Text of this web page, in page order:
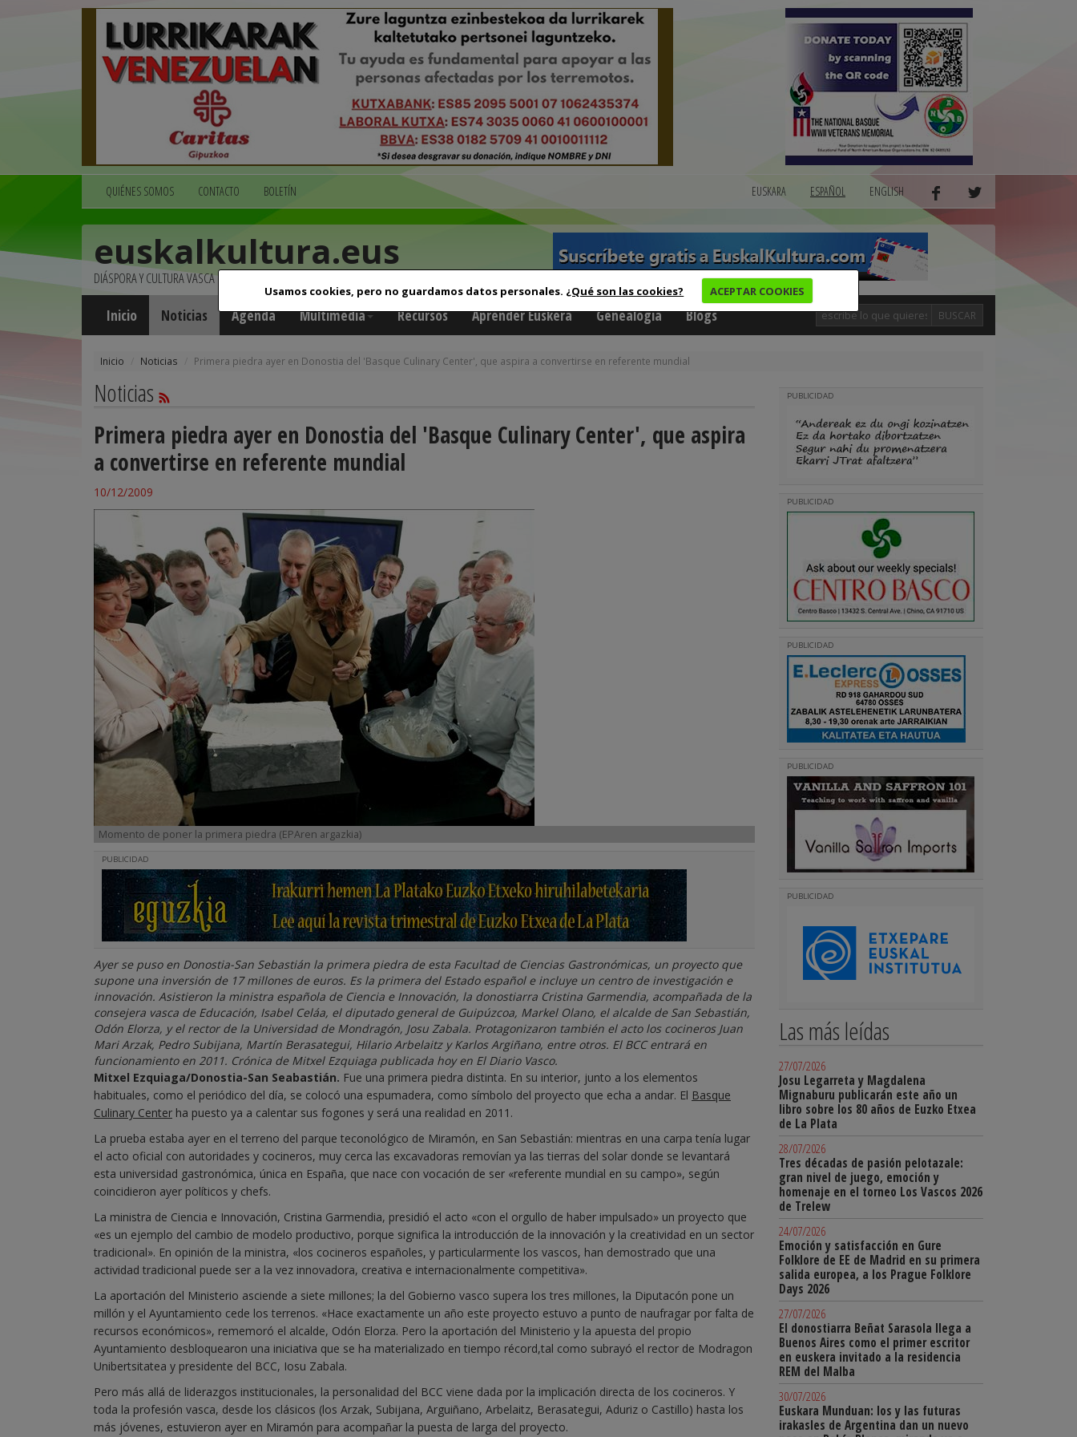
Usamos cookies, pero no guardamos datos personales. ¿Qué son las cookies? ACEPTAR COOKIES
QUIÉNES SOMOS CONTACTO BOLETÍN EUSKARA ESPAÑOL ENGLISH
euskalkultura.eus
DIÁSPORA Y CULTURA VASCA
Inicio Noticias Agenda Multimedia Recursos Aprender Euskera Genealogía Blogs BUSCAR
Inicio Noticias Primera piedra ayer en Donostia del 'Basque Culinary Center', que aspira a convertirse en referente mundial
Noticias
Primera piedra ayer en Donostia del 'Basque Culinary Center', que aspira
a convertirse en referente mundial
10/12/2009
Momento de poner la primera piedra (EPAren argazkia)
PUBLICIDAD
Ayer se puso en Donostia-San Sebastián la primera piedra de esta Facultad de Ciencias Gastronómicas, un proyecto que
supone una inversión de 17 millones de euros. Es la primera del Estado español e incluye un centro de investigación e
innovación. Asistieron la ministra española de Ciencia e Innovación, la donostiarra Cristina Garmendia, acompañada de la
consejera vasca de Educación, Isabel Celáa, el diputado general de Guipúzcoa, Markel Olano, el alcalde de San Sebastián,
Odón Elorza, y el rector de la Universidad de Mondragón, Josu Zabala. Protagonizaron también el acto los cocineros Juan
Mari Arzak, Pedro Subijana, Martín Berasategui, Hilario Arbelaitz y Karlos Argiñano, entre otros. El BCC entrará en
funcionamiento en 2011. Crónica de Mitxel Ezquiaga publicada hoy en El Diario Vasco.
Mitxel Ezquiaga/Donostia-San Seabastián. Fue una primera piedra distinta. En su interior, junto a los elementos
habituales, como el periódico del día, se colocó una espumadera, como símbolo del proyecto que echa a andar. El Basque
Culinary Center ha puesto ya a calentar sus fogones y será una realidad en 2011.
La prueba estaba ayer en el terreno del parque teconológico de Miramón, en San Sebastián: mientras en una carpa tenía lugar
el acto oficial con autoridades y cocineros, muy cerca las excavadoras removían ya las tierras del solar donde se levantará
esta universidad gastronómica, única en España, que nace con vocación de ser «referente mundial en su campo», según
coincidieron ayer políticos y chefs.
La ministra de Ciencia e Innovación, Cristina Garmendia, presidió el acto «con el orgullo de haber impulsado» un proyecto que
«es un ejemplo del cambio de modelo productivo, porque significa la introducción de la innovación y la creatividad en un sector
tradicional». En opinión de la ministra, «los cocineros españoles, y particularmente los vascos, han demostrado que una
actividad tradicional puede ser a la vez innovadora, creativa e internacionalmente competitiva».
La aportación del Ministerio asciende a siete millones; la del Gobierno vasco supera los tres millones, la Diputacón pone un
millón y el Ayuntamiento cede los terrenos. «Hace exactamente un año este proyecto estuvo a punto de naufragar por falta de
recursos económicos», rememoró el alcalde, Odón Elorza. Pero la aportación del Ministerio y la apuesta del propio
Ayuntamiento desbloquearon una iniciativa que se ha materializado en tiempo récord,tal como subrayó el rector de Modragon
Unibertsitatea y presidente del BCC, Iosu Zabala.
Pero más allá de liderazgos institucionales, la personalidad del BCC viene dada por la implicación directa de los cocineros. Y
toda la profesión vasca, desde los clásicos (los Arzak, Subijana, Arguiñano, Arbelaitz, Berasategui, Aduriz o Castillo) hasta los
más jóvenes, estuvieron ayer en Miramón para acompañar la puesta de larga del proyecto.
PUBLICIDAD
PUBLICIDAD
PUBLICIDAD
PUBLICIDAD
PUBLICIDAD
Las más leídas
27/07/2026
Josu Legarreta y Magdalena
Mignaburu publicarán este año un
libro sobre los 80 años de Euzko Etxea
de La Plata
28/07/2026
Tres décadas de pasión pelotazale:
gran nivel de juego, emoción y
homenaje en el torneo Los Vascos 2026
de Trelew
24/07/2026
Emoción y satisfacción en Gure
Folklore de EE de Madrid en su primera
salida europea, a los Prague Folklore
Days 2026
27/07/2026
El donostiarra Beñat Sarasola llega a
Buenos Aires como el primer escritor
en euskera invitado a la residencia
REM del Malba
30/07/2026
Euskara Munduan: los y las futuras
irakasles de Argentina dan un nuevo